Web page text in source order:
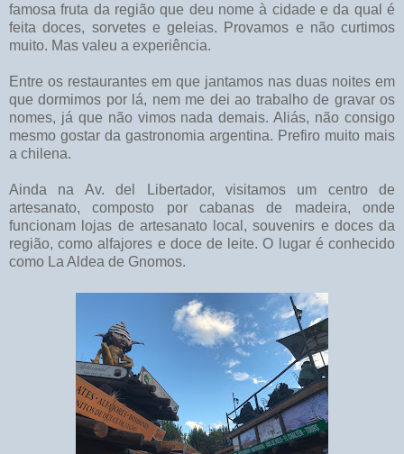
famosa fruta da região que deu nome à cidade e da qual é
feita doces, sorvetes e geleias. Provamos e não curtimos
muito. Mas valeu a experiência.
Entre os restaurantes em que jantamos nas duas noites em
que dormimos por lá, nem me dei ao trabalho de gravar os
nomes, já que não vimos nada demais. Aliás, não consigo
mesmo gostar da gastronomia argentina. Prefiro muito mais
a chilena.
Ainda na Av. del Libertador, visitamos um centro de
artesanato, composto por cabanas de madeira, onde
funcionam lojas de artesanato local, souvenirs e doces da
região, como alfajores e doce de leite. O lugar é conhecido
como La Aldea de Gnomos.